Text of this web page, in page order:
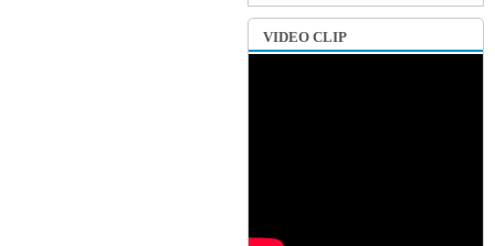
VIDEO CLIP